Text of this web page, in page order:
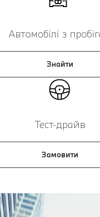
Автомобілі з
Знайти
Тест-драйв
Замовити